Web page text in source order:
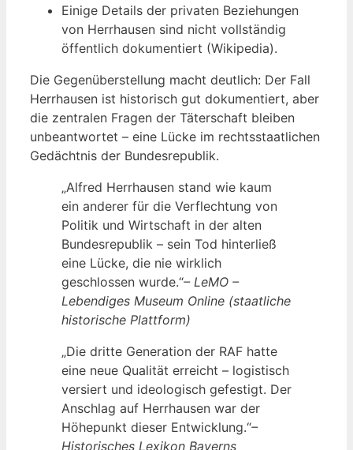
Einige Details der privaten Beziehungen
von Herrhausen sind nicht vollständig
öffentlich dokumentiert (Wikipedia).
Die Gegenüberstellung macht deutlich: Der Fall
Herrhausen ist historisch gut dokumentiert, aber
die zentralen Fragen der Täterschaft bleiben
unbeantwortet – eine Lücke im rechtsstaatlichen
Gedächtnis der Bundesrepublik.
„Alfred Herrhausen stand wie kaum
ein anderer für die Verflechtung von
Politik und Wirtschaft in der alten
Bundesrepublik – sein Tod hinterließ
eine Lücke, die nie wirklich
geschlossen wurde.“– LeMO –
Lebendiges Museum Online (staatliche
historische Plattform)
„Die dritte Generation der RAF hatte
eine neue Qualität erreicht – logistisch
versiert und ideologisch gefestigt. Der
Anschlag auf Herrhausen war der
Höhepunkt dieser Entwicklung.“–
Historisches Lexikon Bayerns